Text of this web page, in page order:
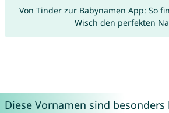
Von Tinder zur Babynamen App: So
Wisch den perfekten
Diese Vornamen sind